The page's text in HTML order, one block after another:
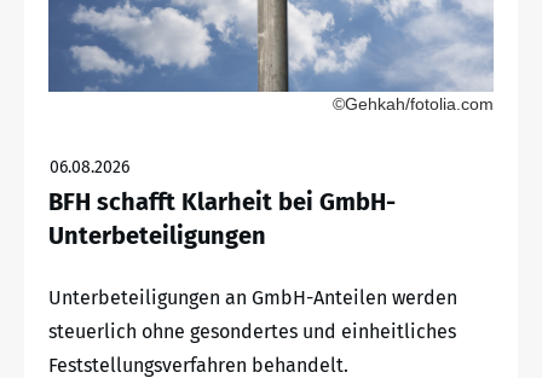
©Gehkah/fotolia.com
06.08.2026
BFH schafft Klarheit bei GmbH-
Unterbeteiligungen
Unterbeteiligungen an GmbH-Anteilen werden
steuerlich ohne gesondertes und einheitliches
Feststellungsverfahren behandelt.